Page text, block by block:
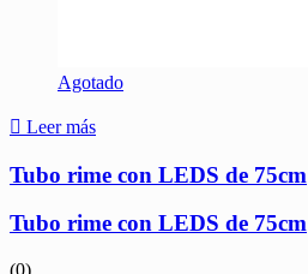
Agotado
Leer más
Tubo rime con LEDS de 75cm
Tubo rime con LEDS de 75cm